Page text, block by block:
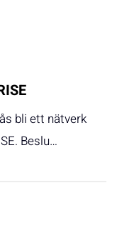
bli ett nätverk
Beslu…